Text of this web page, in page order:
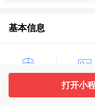
基本信息
股东信
打开小